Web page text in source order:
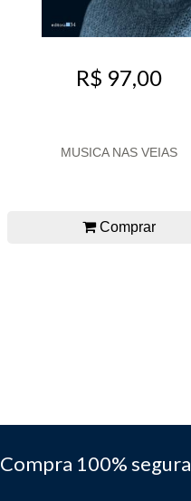
R$ 97,00
MUSICA NAS VEIAS
Comprar
Compra 100% segura